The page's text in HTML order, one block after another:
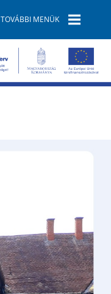
TOVÁBBI MENÜK
E-ÜGYINTÉZÉS
GAZDASÁG
TURIZMUS